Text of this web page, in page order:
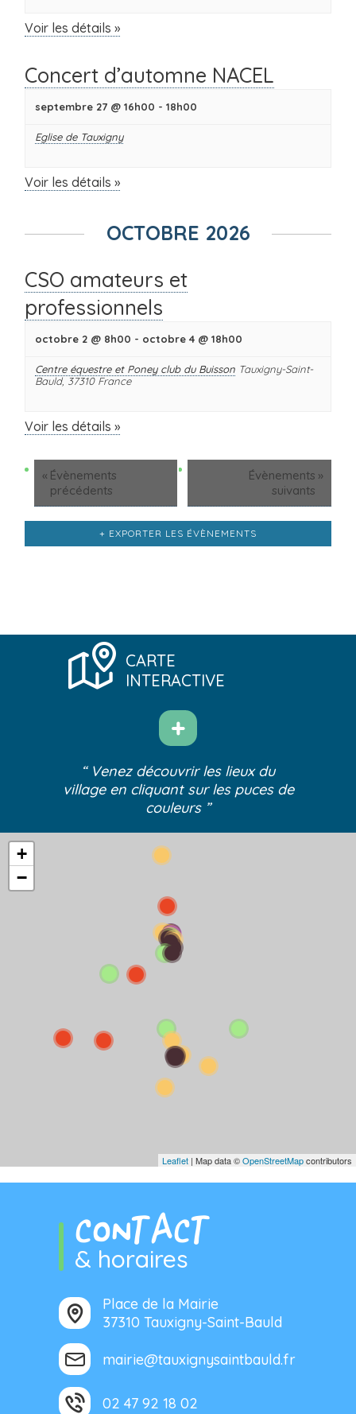
Voir les détails »
Concert d’automne NACEL
septembre 27 @ 16h00 -18h00
Eglise de Tauxigny
Voir les détails »
OCTOBRE 2026
CSO amateurs et
professionnels
octobre 2 @ 8h00 - octobre 4 @ 18h00
Centre équestre et Poney club du Buisson Tauxigny-Saint-
Bauld, 37310 France
Voir les détails »
« Évènements
précédents
Évènements
suivants
»
+ EXPORTER LES ÉVÈNEMENTS
CARTE
INTERACTIVE
“ Venez découvrir les lieux du
village en cliquant sur les puces de
couleurs ”
+
−
Leaflet | Map data ©OpenStreetMapcontributors
CONTACT
& horaires
Place de la Mairie
37310 Tauxigny-Saint-Bauld
mairie@tauxignysaintbauld.fr
02 47 92 18 02